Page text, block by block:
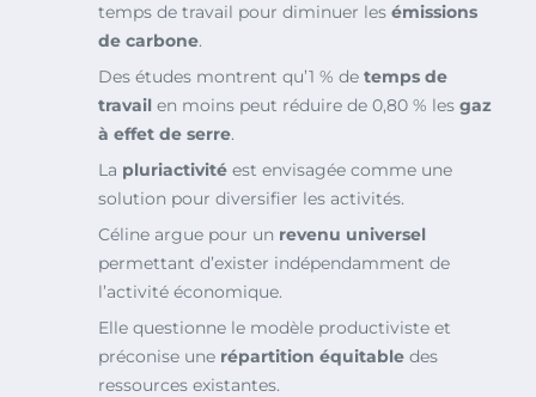
temps de travail pour diminuer les émissions
de carbone.
Des études montrent qu’1 % de temps de
travail en moins peut réduire de 0,80 % les gaz
à effet de serre.
La pluriactivité est envisagée comme une
solution pour diversifier les activités.
Céline argue pour un revenu universel
permettant d’exister indépendamment de
l’activité économique.
Elle questionne le modèle productiviste et
préconise une répartition équitable des
ressources existantes.